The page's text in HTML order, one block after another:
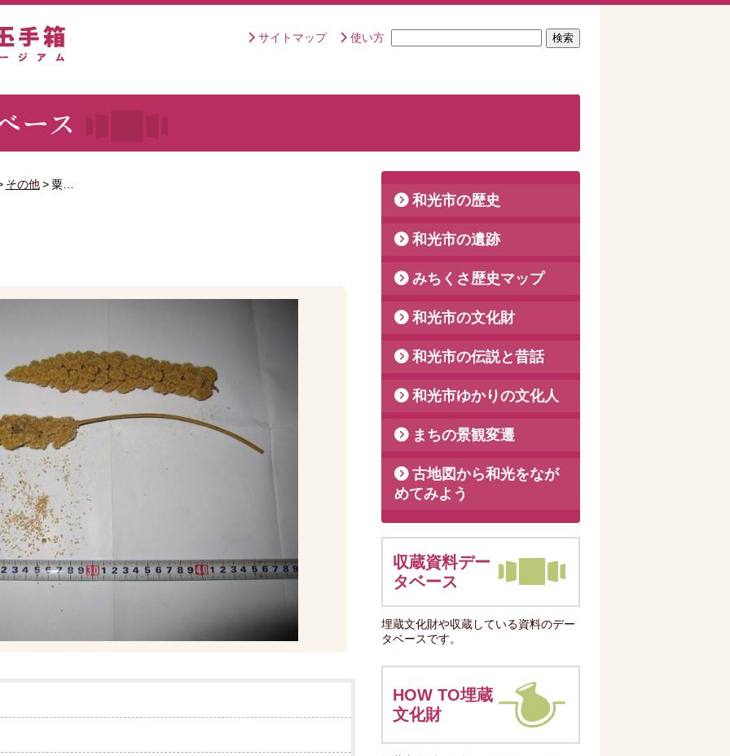
サイトマップ 使い方
その他 >粟…
和光市の歴史
和光市の遺跡
みちくさ歴史マップ
和光市の文化財
和光市の伝説と昔話
和光市ゆかりの文化人
まちの景観変遷
古地図から和光をなが
めてみよう
収蔵資料デー
タベース
埋蔵文化財や収蔵している資料のデー
タベースです。
HOW TO埋蔵
文化財